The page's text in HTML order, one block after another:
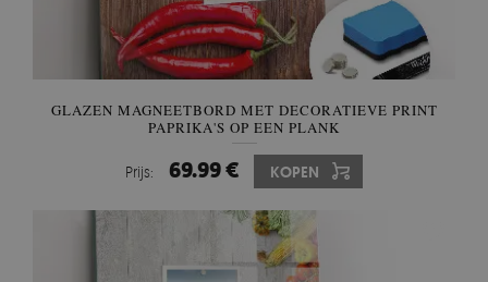
GLAZEN MAGNEETBORD MET DECORATIEVE PRINT
PAPRIKA'S OP EEN PLANK
Prijs: 69.99 € KOPEN